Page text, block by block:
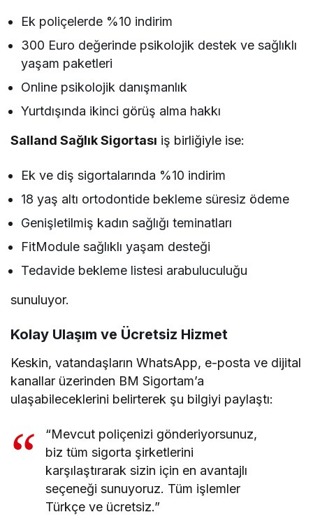
Ek poliçelerde %10 indirim
300 Euro değerinde psikolojik destek ve sağlıklı
yaşam paketleri
Online psikolojik danışmanlık
Yurtdışında ikinci görüş alma hakkı
Salland Sağlık Sigortası iş birliğiyle ise:
Ek ve diş sigortalarında %10 indirim
18 yaş altı ortodontide bekleme süresiz ödeme
Genişletilmiş kadın sağlığı teminatları
FitModule sağlıklı yaşam desteği
Tedavide bekleme listesi arabuluculuğu
sunuluyor.
Kolay Ulaşım ve Ücretsiz Hizmet
Keskin, vatandaşların WhatsApp, e-posta ve dijital
kanallar üzerinden BM Sigortam’a
ulaşabileceklerini belirterek şu bilgiyi paylaştı:
“Mevcut poliçenizi gönderiyorsunuz,
biz tüm sigorta şirketlerini
karşılaştırarak sizin için en avantajlı
seçeneği sunuyoruz. Tüm işlemler
Türkçe ve ücretsiz.”